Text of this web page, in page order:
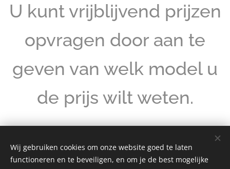
U kunt vrijblijvend prijzen
opvragen door aan te
geven van welk model u
de prijs wilt weten.
Wij gebruiken cookies om onze website goed te laten
functioneren en te beveiligen, en om je de best mogelijke